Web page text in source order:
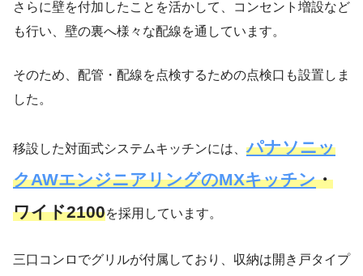
さらに壁を付加したことを活かして、コンセント増設など
も行い、壁の裏へ様々な配線を通しています。
そのため、配管・配線を点検するための点検口も設置しま
した。
移設した対面式システムキッチンには、パナソニッ
クAWエンジニアリングのMXキッチン・
ワイド2100を採用しています。
三口コンロでグリルが付属しており、収納は開き戸タイプ